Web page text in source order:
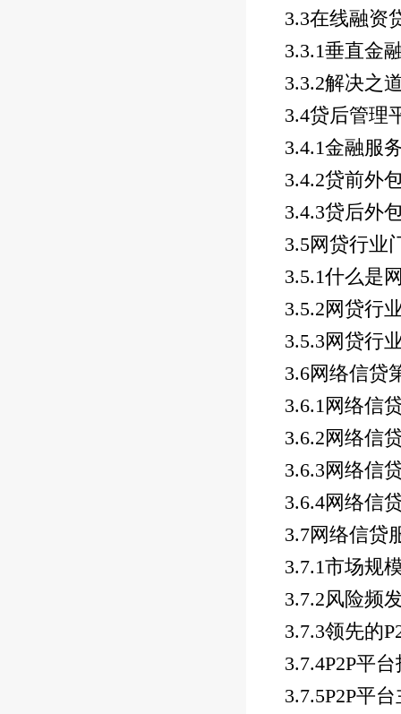
3.3在线融资
3.3.1垂直金
3.3.2解决之
3.4贷后管理
3.4.1金融服
3.4.2贷前外
3.4.3贷后外
3.5网贷行业
3.5.1什么是
3.5.2网贷行
3.5.3网贷行
3.6网络信贷
3.6.1网络信
3.6.2网络信
3.6.3网络信
3.6.4网络信
3.7网络信贷
3.7.1市场规
3.7.2风险频
3.7.3领先的
3.7.4P2P平台
3.7.5P2P平台